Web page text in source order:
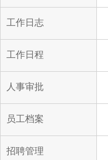
工作日志
工作日程
人事审批
员工档案
招聘管理